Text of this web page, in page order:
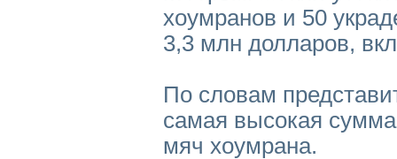
хоумранов и 50
3,3 млн долларов,
По словам
самая высокая
мяч хоумрана.